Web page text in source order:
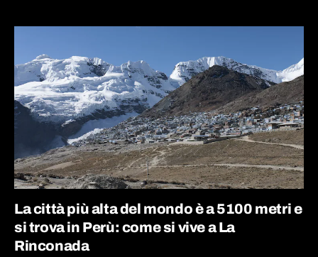
La città più alta del mondo è a 5100 metri e
si trova in Perù: come si vive a La
Rinconada